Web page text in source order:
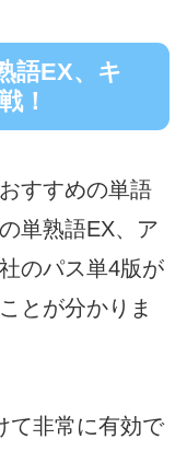
語EX、キ
！
すすめの単語
単熟語EX、ア
のパス単4版が
とが分かりま
て非常に有効で